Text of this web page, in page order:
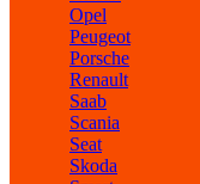
Opel
Peugeot
Porsche
Renault
Saab
Scania
Seat
Skoda